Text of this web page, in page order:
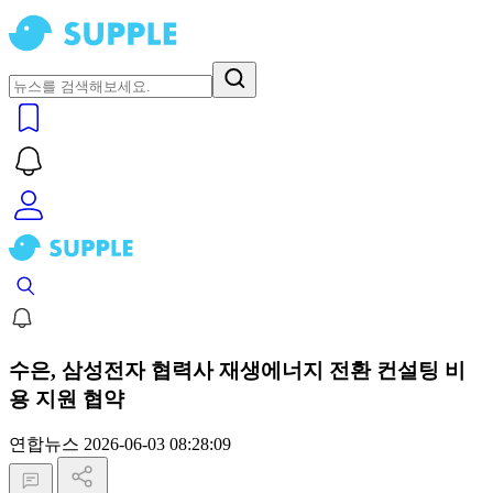
수은, 삼성전자 협력사 재생에너지 전환 컨설팅 비
용 지원 협약
연합뉴스 2026-06-03 08:28:09